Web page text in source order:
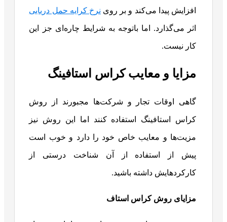
افزایش پیدا می‌کند و بر روی نرخ کرایه حمل دریایی
اثر می‌گذارد. اما باتوجه به شرایط چاره‌ای جز این
کار نیست.
مزایا و معایب کراس استافینگ
گاهی اوقات تجار و شرکت‌ها مجبورند از روش
کراس استافینگ استفاده کنند اما این روش نیز
مزیت‌ها و معایب خاص خود را دارد و خوب است
پیش از استفاده از آن شناخت درستی از
کارکردهایش داشته باشید.
مزایای روش کراس استاف